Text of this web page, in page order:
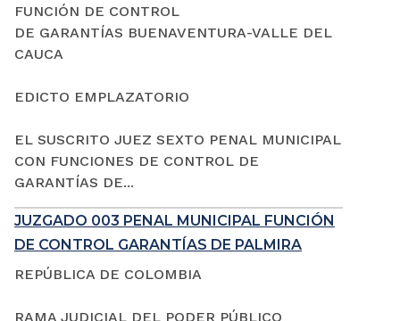
FUNCIÓN DE CONTROL
DE GARANTÍAS BUENAVENTURA-VALLE DEL
CAUCA
EDICTO EMPLAZATORIO
EL SUSCRITO JUEZ SEXTO PENAL MUNICIPAL
CON FUNCIONES DE CONTROL DE
GARANTÍAS DE...
JUZGADO 003 PENAL MUNICIPAL FUNCIÓN
DE CONTROL GARANTÍAS DE PALMIRA
REPÚBLICA DE COLOMBIA
RAMA JUDICIAL DEL PODER PÚBLICO